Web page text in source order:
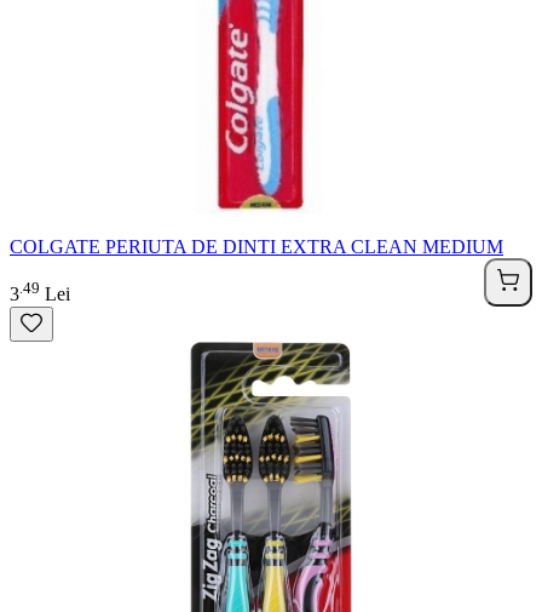
COLGATE PERIUTA DE DINTI EXTRA CLEAN MEDIUM
3 49 Lei